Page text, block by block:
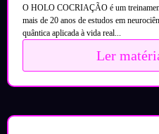
O HOLO COCRIAÇÃO é um
mais de 20 anos de estudos em
quântica aplicada à vida real...
Ler